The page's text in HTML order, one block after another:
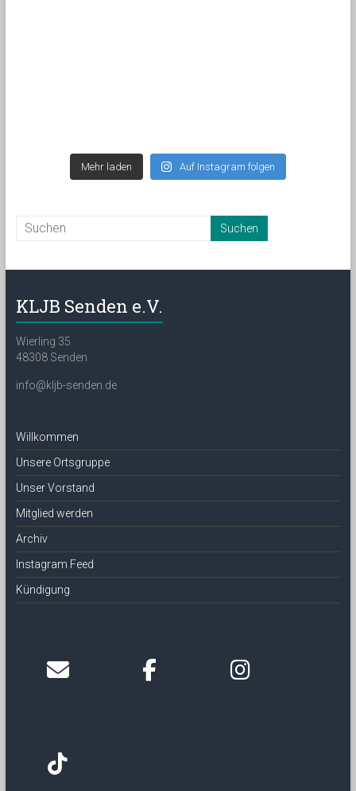
Mehr laden Auf Instagram folgen
KLJB Senden e.V.
Wierling 35
48308 Senden
info@kljb-senden.de
Willkommen
Unsere Ortsgruppe
Unser Vorstand
Mitglied werden
Archiv
Instagram Feed
Kündigung